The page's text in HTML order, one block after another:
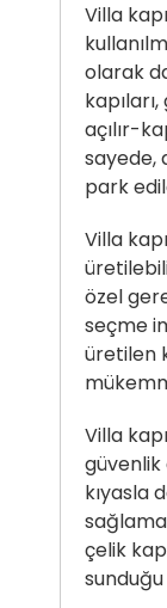
Villa
olarak
açılır-
sayede,
park
Villa
özel
seçme
üretilen
Villa
güvenlik
kıyasla
çelik
sunduğu